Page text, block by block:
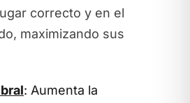
correcto y en el
maximizando sus
: Aumenta la